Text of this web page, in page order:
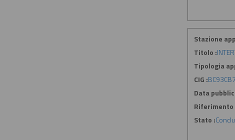
Stazione
Titolo :
Tipologia
CIG :
Data
Riferimento
Stato :